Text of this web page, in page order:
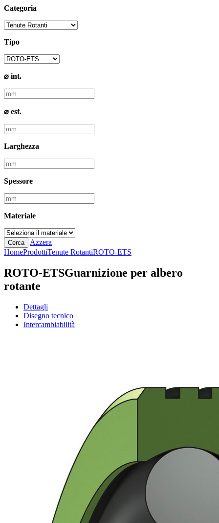
Categoria
Tipo
⌀ int.
⌀ est.
Larghezza
Spessore
Materiale
Cerca
Azzera
HomeProdottiTenute RotantiROTO-ETS
ROTO-ETSGuarnizione per albero
rotante
Dettagli
Disegno tecnico
Intercambiabilità